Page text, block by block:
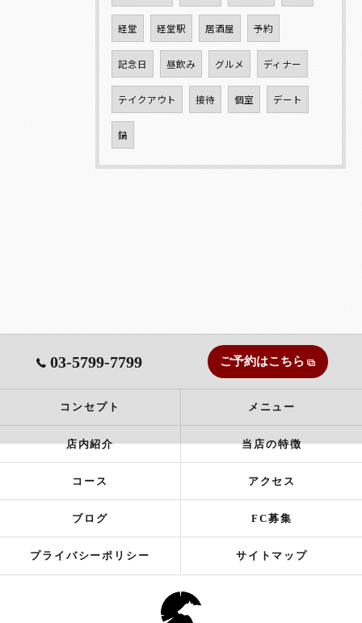
経堂 経堂駅 居酒屋 予約
記念日 昼飲み グルメ ディナー
テイクアウト 接待 個室 デート
鍋
03-5799-7799 ご予約はこちら
コンセプト メニュー
店内紹介 当店の特徴
コース アクセス
ブログ FC募集
プライバシーポリシー サイトマップ